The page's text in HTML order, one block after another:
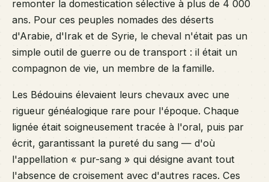
remonter la domestication sélective à plus de 4 000
ans. Pour ces peuples nomades des déserts
d'Arabie, d'Irak et de Syrie, le cheval n'était pas un
simple outil de guerre ou de transport : il était un
compagnon de vie, un membre de la famille.
Les Bédouins élevaient leurs chevaux avec une
rigueur généalogique rare pour l'époque. Chaque
lignée était soigneusement tracée à l'oral, puis par
écrit, garantissant la pureté du sang — d'où
l'appellation « pur-sang » qui désigne avant tout
l'absence de croisement avec d'autres races. Ces